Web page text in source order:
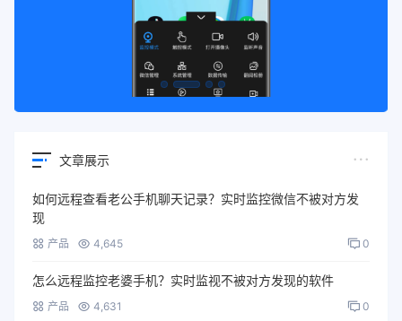
文章展示
如何远程查看老公手机聊天记录？实时监控微信不被对方发
现
产品 4,645 0
怎么远程监控老婆手机？实时监视不被对方发现的软件
产品 4,631 0